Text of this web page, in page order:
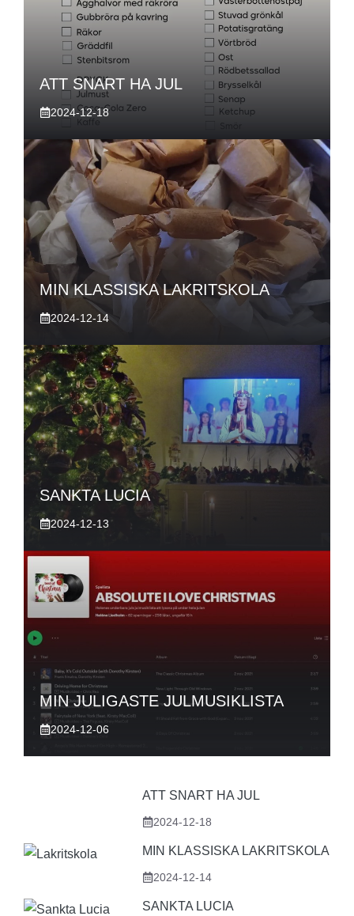
ATT SNART HA JUL
2024-12-18
MIN KLASSISKA LAKRITSKOLA
2024-12-14
SANKTA LUCIA
2024-12-13
MIN JULIGASTE JULMUSIKLISTA
2024-12-06
ATT SNART HA JUL
2024-12-18
MIN KLASSISKA LAKRITSKOLA
2024-12-14
SANKTA LUCIA